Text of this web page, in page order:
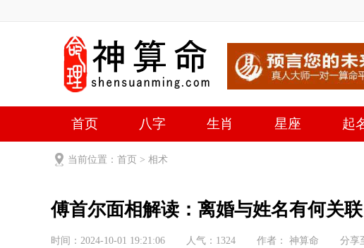
首页 八字 生肖 星座 起
当前位置： 首页 > 相术
傅首尔面相解读：离婚与姓名有何关联
时间：2024-10-01 19:21:06 人气： 1324 作者： 神算命 分享